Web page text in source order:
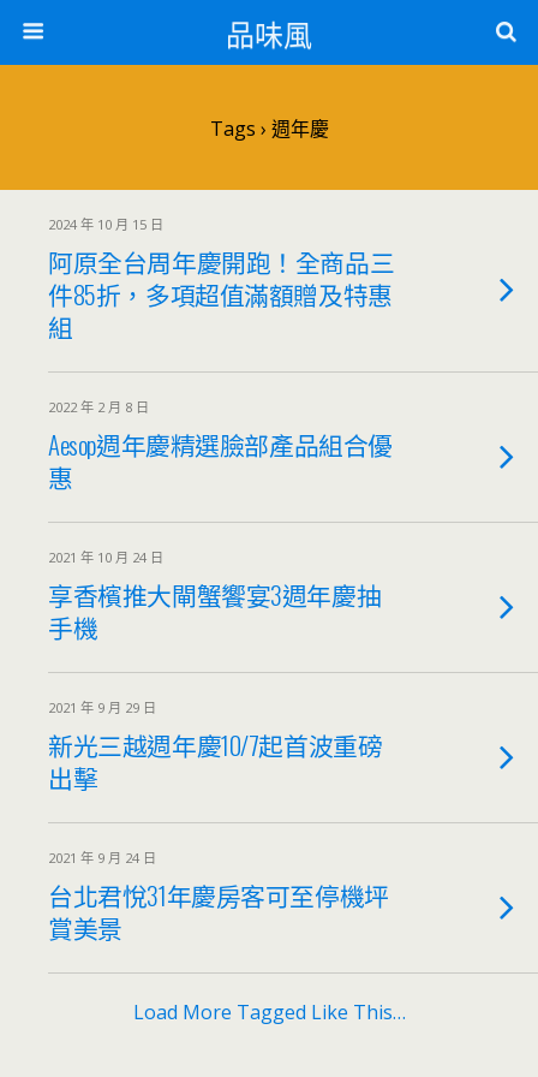
品味風
Tags › 週年慶
2024 年 10 月 15 日
阿原全台周年慶開跑！全商品三
件85折，多項超值滿額贈及特惠
組
2022 年 2 月 8 日
Aesop週年慶精選臉部產品組合優
惠
2021 年 10 月 24 日
享香檳推大閘蟹饗宴3週年慶抽
手機
2021 年 9 月 29 日
新光三越週年慶10/7起首波重磅
出擊
2021 年 9 月 24 日
台北君悅31年慶房客可至停機坪
賞美景
Load More Tagged Like This…